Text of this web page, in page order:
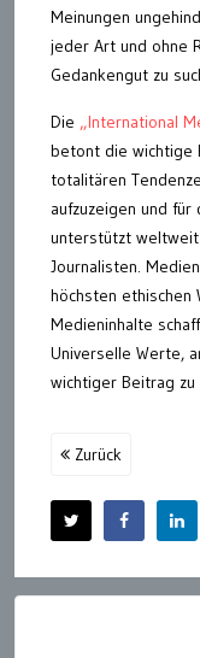
Meinungen
jeder Art und ohne
Gedankengut zu
Die „International
betont die wichtige
totalitären
aufzuzeigen und
unterstützt
Journalisten.
höchsten ethischen
Medieninhalte
Universelle Werte,
wichtiger Beitrag zu
Zurück